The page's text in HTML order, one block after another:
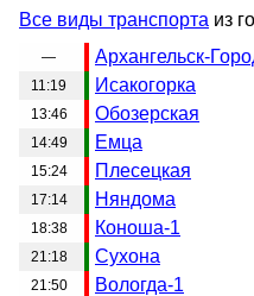
Все виды транспорта из
— Архангельск-
11:19 Исакогорка
13:46 Обозерская
14:49 Емца
15:24 Плесецкая
17:14 Няндома
18:38 Коноша-1
21:18 Сухона
21:50 Вологда-1